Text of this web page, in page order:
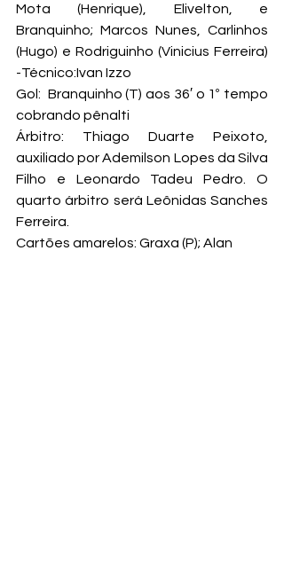
Mota (Henrique), Elivelton, e
Branquinho; Marcos Nunes, Carlinhos
(Hugo) e Rodriguinho (Vinicius Ferreira)
-Técnico:Ivan Izzo
Gol:  Branquinho (T) aos 36′ o 1º tempo
cobrando pênalti
Árbitro: Thiago Duarte Peixoto,
auxiliado por Ademilson Lopes da Silva
Filho e Leonardo Tadeu Pedro. O
quarto árbitro será Leônidas Sanches
Ferreira.
Cartões amarelos: Graxa (P); Alan